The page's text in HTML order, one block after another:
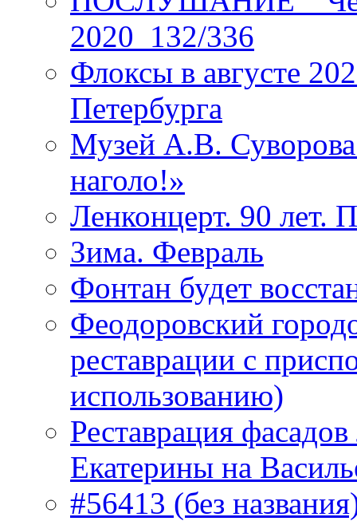
2020_132/336
Флоксы в августе
Петербурга
Музей А.В.
наголо!»
Ленконцерт. 90 лет.
Зима. Февраль
Фонтан будет
Феодоровский
реставрации с
использованию)
Реставрация
Екатерины на
#56413 (без